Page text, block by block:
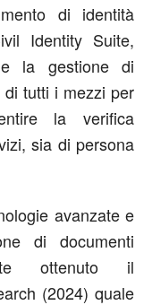
di identità
Identity Suite,
e la gestione di
tutti i mezzi per
la verifica
sia di persona
avanzate e
di documenti
ottenuto il
(2024) quale